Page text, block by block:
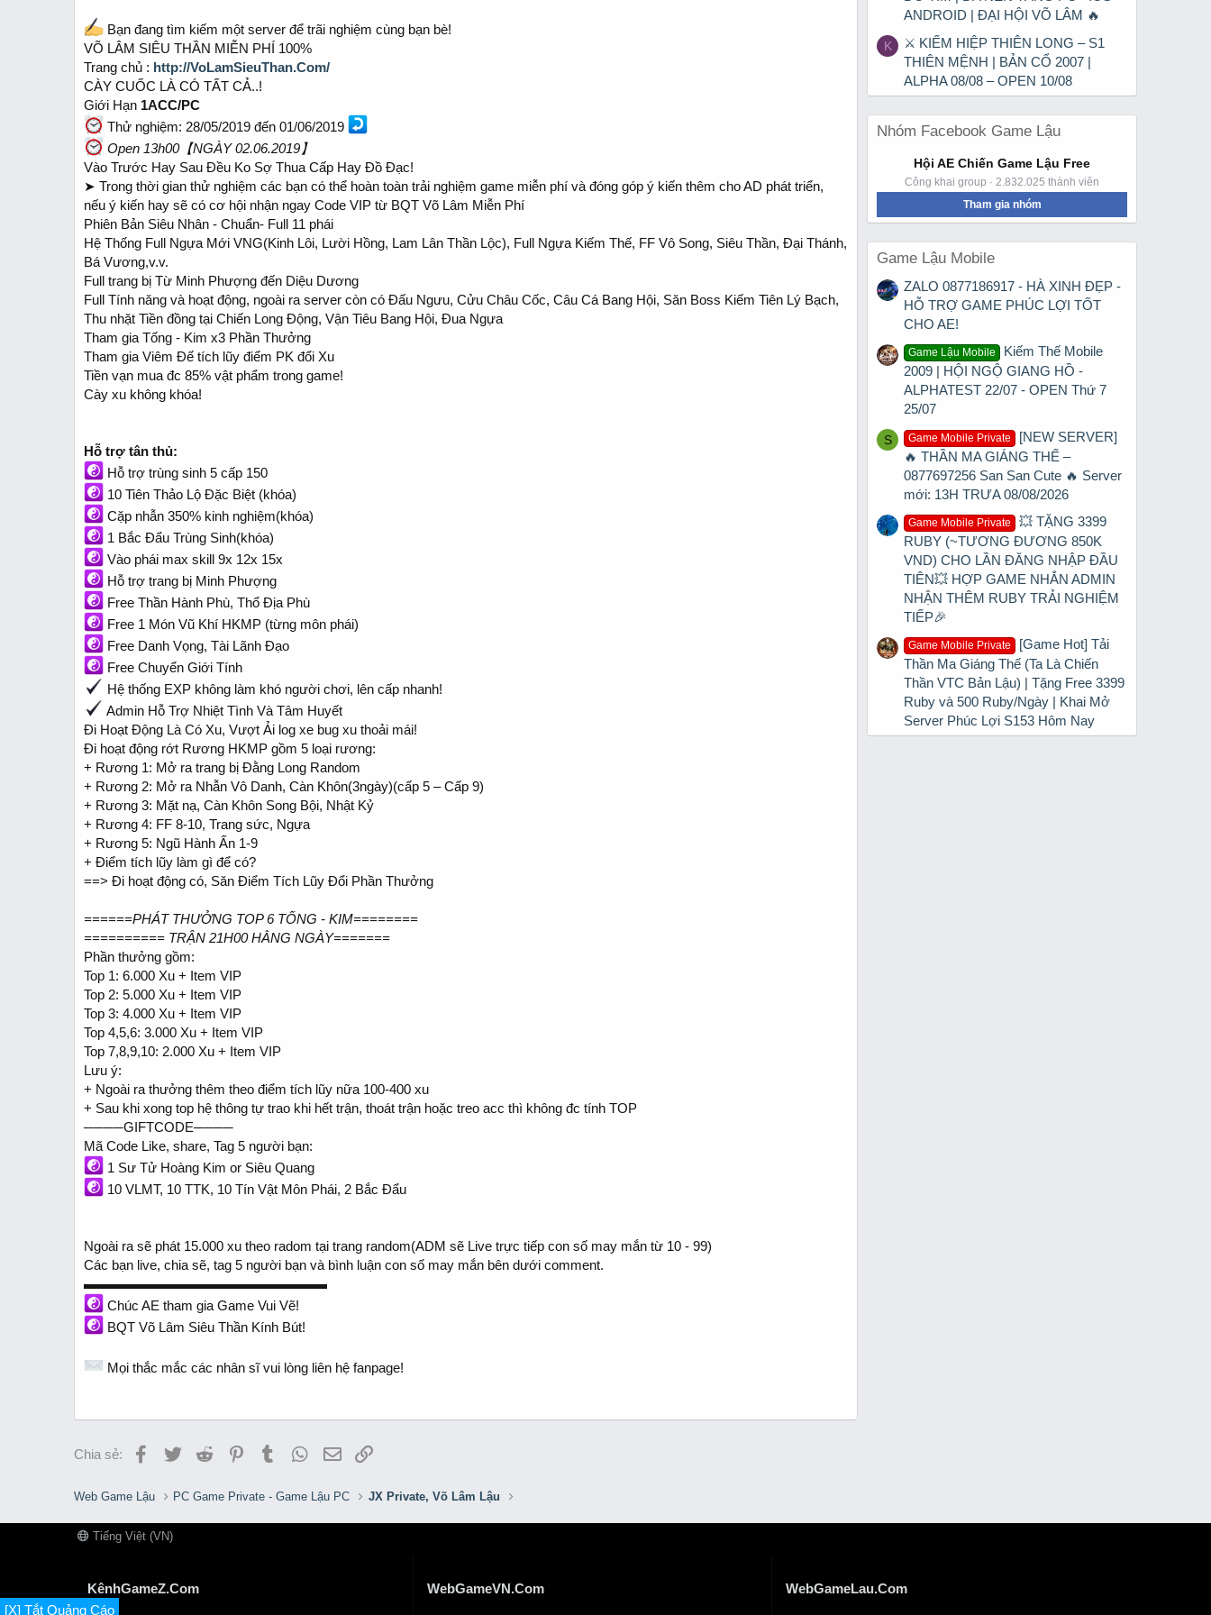
Bạn đang tìm kiếm một server để trãi nghiệm cùng bạn bè!
VÕ LÂM SIÊU THẦN MIỄN PHÍ 100%
Trang chủ : http://VoLamSieuThan.Com/
CÀY CUỐC LÀ CÓ TẤT CẢ..!
Giới Hạn 1ACC/PC
Thử nghiệm: 28/05/2019 đến 01/06/2019
Open 13h00【NGÀY 02.06.2019】
Vào Trước Hay Sau Đều Ko Sợ Thua Cấp Hay Đồ Đạc!
➤ Trong thời gian thử nghiệm các bạn có thể hoàn toàn trải nghiệm game miễn phí và đóng góp ý kiến thêm cho AD phát triển,
nếu ý kiến hay sẽ có cơ hội nhận ngay Code VIP từ BQT Võ Lâm Miễn Phí
Phiên Bản Siêu Nhân - Chuẩn- Full 11 phái
Hệ Thống Full Ngựa Mới VNG(Kinh Lôi, Lười Hồng, Lam Lân Thần Lộc), Full Ngựa Kiếm Thế, FF Vô Song, Siêu Thần, Đại Thánh,
Bá Vương,v.v.
Full trang bị Từ Minh Phượng đến Diệu Dương
Full Tính năng và hoạt động, ngoài ra server còn có Đấu Ngưu, Cửu Châu Cốc, Câu Cá Bang Hội, Săn Boss Kiếm Tiên Lý Bạch,
Thu nhặt Tiền đồng tại Chiến Long Động, Vận Tiêu Bang Hội, Đua Ngựa
Tham gia Tống - Kim x3 Phần Thưởng
Tham gia Viêm Đế tích lũy điểm PK đổi Xu
Tiền vạn mua đc 85% vật phẩm trong game!
Cày xu không khóa!
Hỗ trợ tân thủ:
Hỗ trợ trùng sinh 5 cấp 150
10 Tiên Thảo Lộ Đặc Biệt (khóa)
Cặp nhẫn 350% kinh nghiệm(khóa)
1 Bắc Đẩu Trùng Sinh(khóa)
Vào phái max skill 9x 12x 15x
Hỗ trợ trang bị Minh Phượng
Free Thần Hành Phù, Thổ Địa Phù
Free 1 Món Vũ Khí HKMP (từng môn phái)
Free Danh Vọng, Tài Lãnh Đạo
Free Chuyển Giới Tính
Hệ thống EXP không làm khó người chơi, lên cấp nhanh!
Admin Hỗ Trợ Nhiệt Tình Và Tâm Huyết
Đi Hoạt Động Là Có Xu, Vượt Ải log xe bug xu thoải mái!
Đi hoạt động rớt Rương HKMP gồm 5 loại rương:
+ Rương 1: Mở ra trang bị Đằng Long Random
+ Rương 2: Mở ra Nhẫn Vô Danh, Càn Khôn(3ngày)(cấp 5 – Cấp 9)
+ Rương 3: Mặt nạ, Càn Khôn Song Bội, Nhật Kỷ
+ Rương 4: FF 8-10, Trang sức, Ngựa
+ Rương 5: Ngũ Hành Ấn 1-9
+ Điểm tích lũy làm gì để có?
==> Đi hoạt động có, Săn Điểm Tích Lũy Đổi Phần Thưởng
======PHÁT THƯỞNG TOP 6 TỐNG - KIM========
========== TRẬN 21H00 HẰNG NGÀY=======
Phần thưởng gồm:
Top 1: 6.000 Xu + Item VIP
Top 2: 5.000 Xu + Item VIP
Top 3: 4.000 Xu + Item VIP
Top 4,5,6: 3.000 Xu + Item VIP
Top 7,8,9,10: 2.000 Xu + Item VIP
Lưu ý:
+ Ngoài ra thưởng thêm theo điểm tích lũy nữa 100-400 xu
+ Sau khi xong top hệ thông tự trao khi hết trận, thoát trận hoặc treo acc thì không đc tính TOP
────GIFTCODE────
Mã Code Like, share, Tag 5 người bạn:
1 Sư Tử Hoàng Kim or Siêu Quang
10 VLMT, 10 TTK, 10 Tín Vật Môn Phái, 2 Bắc Đẩu
Ngoài ra sẽ phát 15.000 xu theo radom tại trang random(ADM sẽ Live trực tiếp con số may mắn từ 10 - 99)
Các bạn live, chia sẽ, tag 5 người bạn và bình luận con số may mắn bên dưới comment.
▬▬▬▬▬▬▬▬▬▬▬▬▬▬▬▬▬▬
Chúc AE tham gia Game Vui Vẽ!
BQT Võ Lâm Siêu Thần Kính Bút!
Mọi thắc mắc các nhân sĩ vui lòng liên hệ fanpage!
Chia sẻ: Facebook
TwitterReddit PinterestTumblr WhatsApp
EmailLink
[X] Tắt Quảng Cáo
ANDROID | ĐẠI HỘI VÕ LÂM 🔥
K
⚔ KIẾM HIỆP THIÊN LONG – S1
THIÊN MỆNH | BẢN CỔ 2007 |
ALPHA 08/08 – OPEN 10/08
Nhóm Facebook Game Lậu
Hội AE Chiến Game Lậu Free
Công khai group · 2.832.025 thành viên
Tham gia nhóm
Game Lậu Mobile
ZALO 0877186917 - HÀ XINH ĐẸP -
HỖ TRỢ GAME PHÚC LỢI TỐT
CHO AE!
Game Lậu Mobile
Kiếm Thế Mobile
2009 | HỘI NGỘ GIANG HỒ -
ALPHATEST 22/07 - OPEN Thứ 7
25/07
S Game Mobile Private
[NEW SERVER]
🔥 THẦN MA GIÁNG THẾ –
0877697256 San San Cute 🔥 Server
mới: 13H TRƯA 08/08/2026
Game Mobile Private
💥 TẶNG 3399
RUBY (~TƯƠNG ĐƯƠNG 850K
VND) CHO LẦN ĐĂNG NHẬP ĐẦU
TIÊN💥 HỢP GAME NHẮN ADMIN
NHẬN THÊM RUBY TRẢI NGHIỆM
TIẾP🎉
Game Mobile Private
[Game Hot] Tải
Thần Ma Giáng Thế (Ta Là Chiến
Thần VTC Bản Lậu) | Tặng Free 3399
Ruby và 500 Ruby/Ngày | Khai Mở
Server Phúc Lợi S153 Hôm Nay
Web Game Lậu PC Game Private - Game Lậu PC JX Private, Võ Lâm Lậu
Tiếng Việt (VN)
KênhGameZ.Com WebGameVN.Com WebGameLau.Com